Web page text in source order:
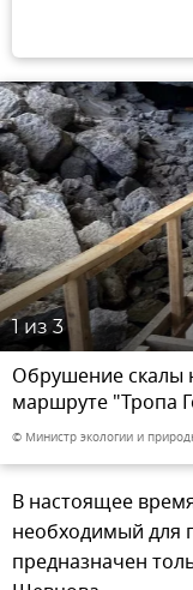
1 из 3
Обрушение скалы
маршруте "Тропа
© Министр экологии и
В настоящее
необходимый для
предназначен